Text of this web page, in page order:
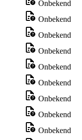
Onbekend
Onbekend
Onbekend
Onbekend
Onbekend
Onbekend
Onbekend
Onbekend
Onbekend